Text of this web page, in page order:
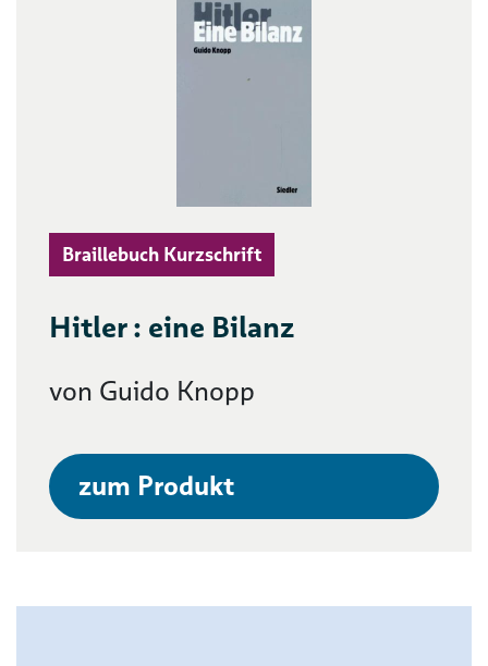
Braillebuch Kurzschrift
Hitler : eine Bilanz
von Guido Knopp
zum Produkt